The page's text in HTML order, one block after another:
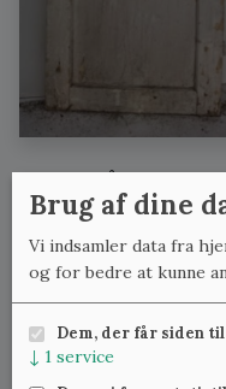
Se også:
Skabslåger og
Skabslåger og
Skabslåger og
Brug af dine
Vi indsamler data fra
og for bedre at kunne
Dem, der får siden
↓ 1 service